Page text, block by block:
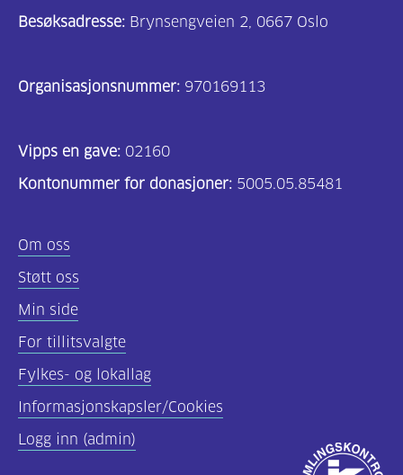
Besøksadresse: Brynsengveien 2, 0667 Oslo
Organisasjonsnummer: 970169113
Vipps en gave: 02160
Kontonummer for donasjoner: 5005.05.85481
Om oss
Støtt oss
Min side
For tillitsvalgte
Fylkes- og lokallag
Informasjonskapsler/Cookies
Logg inn (admin)
Godkjent